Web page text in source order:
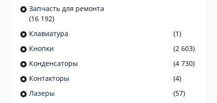
Запчасть для ремонта
(16 192)
Клавиатура
(1)
Кнопки
(2 603)
Конденсаторы
(4 730)
Контакторы
(4)
Лазеры
(57)